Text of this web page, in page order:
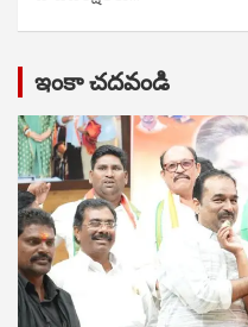
ఇంకా చదవండి